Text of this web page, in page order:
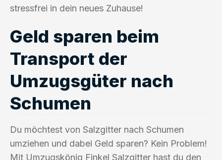
stressfrei in dein neues Zuhause!
Geld sparen beim
Transport der
Umzugsgüter nach
Schumen
Du möchtest von Salzgitter nach Schumen
umziehen und dabei Geld sparen? Kein Problem!
Mit Umzugskönig Finkel Salzgitter hast du den